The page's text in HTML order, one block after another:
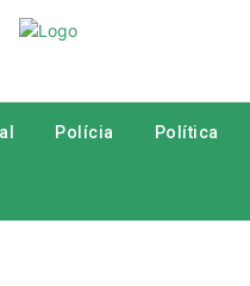
Polícia Política